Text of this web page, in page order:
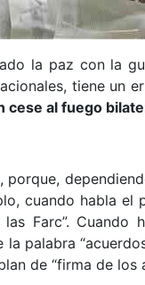
la paz con la
tiene un
cese al fuego
porque,
cuando habla
Farc”.
palabra
de “firma de los